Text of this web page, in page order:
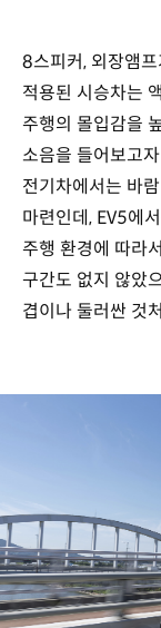
8스피커, 외장앰
적용된 시승차는
주행의 몰입감을
소음을 들어보고
전기차에서는 바
마련인데, EV5에
주행 환경에 따라
구간도 없지 않았
겹이나 둘러싼 것